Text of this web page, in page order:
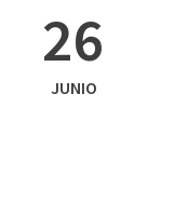
26
JUNIO